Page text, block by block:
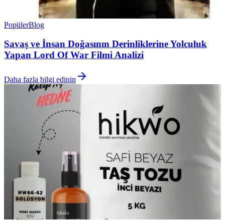
PopülerBlog
Savaş ve İnsan Doğasının Derinliklerine Yolculuk
Yapan Lord Of War Filmi Analizi
Daha fazla bilgi edinin